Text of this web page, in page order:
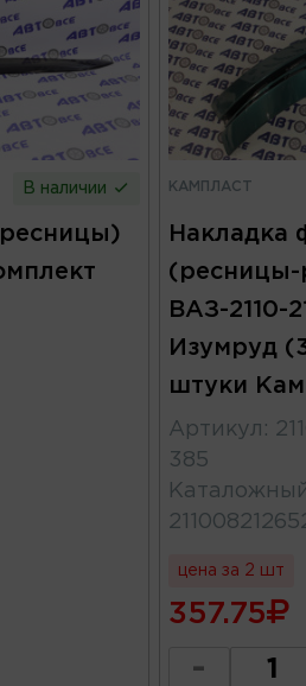
В наличии КАМПЛАСТ
Накладка
(ресницы-
ВАЗ-2110-
Изумруд
штуки
Артикул :
385
цена за 2 шт
357.75
-